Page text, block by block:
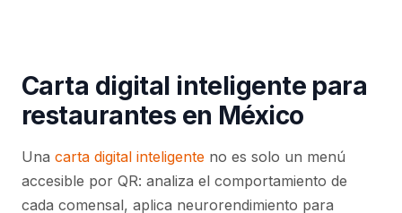
Carta digital inteligente para
restaurantes en México
Una carta digital inteligente no es solo un menú
accesible por QR: analiza el comportamiento de
cada comensal, aplica neurorendimiento para